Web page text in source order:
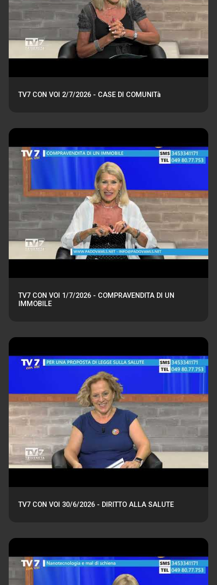
TV7 CON VOI 2/7/2026 - CASE DI COMUNITà
TV7 CON VOI 1/7/2026 - COMPRAVENDITA DI UN
IMMOBILE
TV7 CON VOI 30/6/2026 - DIRITTO ALLA SALUTE